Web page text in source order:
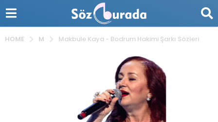
HOME M Makbule Kaya - Bodrum Hakimi Şarkı Sözleri